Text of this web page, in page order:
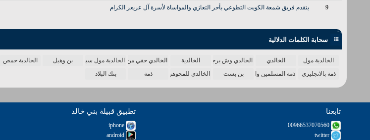
9
يتقدم فريق شمعة الكويت التطوعي بأحر التعازي والمواساة لأسرة آل عريعر الكرام
سحابة الكلمات الدلالية
الخالدية مول الخالدي الخالدي وش يرجع الخالدية الخالدي حقي من الدنياالخالدية مول سينما بن وهيل الخالدية حمص
ذمة بالانجليزي
ذمة المسلمين واحدة بن بست الخالدي للمجوهرات ذمة بنك البلاد
تابعنا تطبيق قبيلة بني خالد